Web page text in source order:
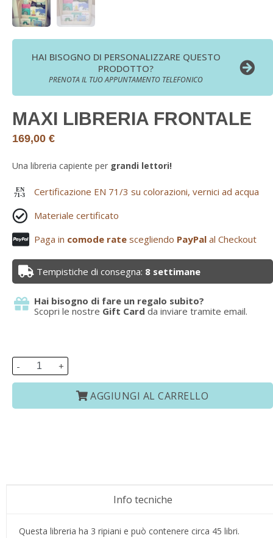
HAI BISOGNO DI PERSONALIZZARE QUESTO
PRODOTTO?
PRENOTA IL TUO APPUNTAMENTO TELEFONICO
MAXI LIBRERIA FRONTALE
169,00 €
Una libreria capiente per grandi lettori!
EN
71-3
Certificazione EN 71/3 su colorazioni, vernici ad acqua
Materiale certificato
Paga in comode rate scegliendo PayPal al Checkout
Tempistiche di consegna: 8 settimane
Hai bisogno di fare un regalo subito?
Scopri le nostre Gift Card da inviare tramite email.
- +
AGGIUNGI AL CARRELLO
Info tecniche
Questa libreria ha 3 ripiani e può contenere circa 45 libri.